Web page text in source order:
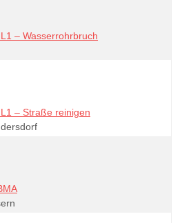
– Wasserrohrbruch
– Straße reinigen